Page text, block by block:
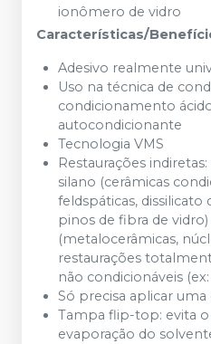
ionômero de vidro
Características/
Adesivo realmente
Uso na técnica de
condicionamento
autocondicionante
Tecnologia VMS
Restaurações
silano (cerâmicas
feldspáticas, dissilicato
pinos de fibra de
(metalocerâmicas,
restaurações
não condicionáveis
Só precisa aplicar
Tampa flip-top: evita o
evaporação do